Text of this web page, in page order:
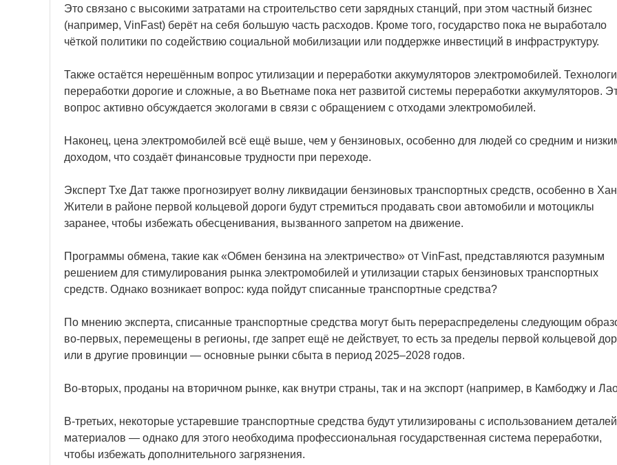
Это связано с высокими затратами на строительство сети зарядных станций, при этом частный бизнес
(например, VinFast) берёт на себя большую часть расходов. Кроме того, государство пока не выработало
чёткой политики по содействию социальной мобилизации или поддержке инвестиций в инфраструктуру.
Также остаётся нерешённым вопрос утилизации и переработки аккумуляторов электромобилей.
переработки дорогие и сложные, а во Вьетнаме пока нет развитой системы переработки аккумуляторов.
вопрос активно обсуждается экологами в связи с обращением с отходами электромобилей.
Наконец, цена электромобилей всё ещё выше, чем у бензиновых, особенно для людей со средним и
доходом, что создаёт финансовые трудности при переходе.
Эксперт Тхе Дат также прогнозирует волну ликвидации бензиновых транспортных средств, особенно в
Жители в районе первой кольцевой дороги будут стремиться продавать свои автомобили и мотоциклы
заранее, чтобы избежать обесценивания, вызванного запретом на движение.
Программы обмена, такие как «Обмен бензина на электричество» от VinFast, представляются разумным
решением для стимулирования рынка электромобилей и утилизации старых бензиновых транспортных
средств. Однако возникает вопрос: куда пойдут списанные транспортные средства?
По мнению эксперта, списанные транспортные средства могут быть перераспределены следующим
во-первых, перемещены в регионы, где запрет ещё не действует, то есть за пределы первой кольцевой
или в другие провинции — основные рынки сбыта в период 2025–2028 годов.
Во-вторых, проданы на вторичном рынке, как внутри страны, так и на экспорт (например, в Камбоджу и
В-третьих, некоторые устаревшие транспортные средства будут утилизированы с использованием
материалов — однако для этого необходима профессиональная государственная система переработки,
чтобы избежать дополнительного загрязнения.